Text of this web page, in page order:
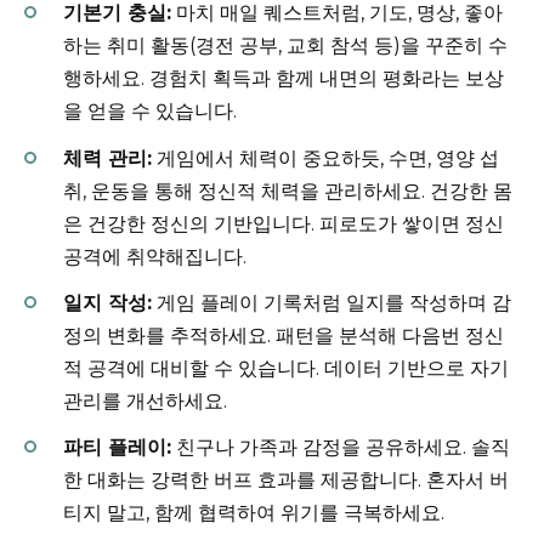
기본기 충실: 마치 매일 퀘스트처럼, 기도, 명상, 좋아
하는 취미 활동(경전 공부, 교회 참석 등)을 꾸준히 수
행하세요. 경험치 획득과 함께 내면의 평화라는 보상
을 얻을 수 있습니다.
체력 관리: 게임에서 체력이 중요하듯, 수면, 영양 섭
취, 운동을 통해 정신적 체력을 관리하세요. 건강한 몸
은 건강한 정신의 기반입니다. 피로도가 쌓이면 정신
공격에 취약해집니다.
일지 작성: 게임 플레이 기록처럼 일지를 작성하며 감
정의 변화를 추적하세요. 패턴을 분석해 다음번 정신
적 공격에 대비할 수 있습니다. 데이터 기반으로 자기
관리를 개선하세요.
파티 플레이: 친구나 가족과 감정을 공유하세요. 솔직
한 대화는 강력한 버프 효과를 제공합니다. 혼자서 버
티지 말고, 함께 협력하여 위기를 극복하세요.